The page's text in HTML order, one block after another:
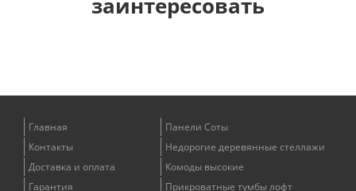
Главная
Контакты
Доставка и оплата
Гарантия
Панели Соты
Недорогие деревянные стеллажи
Комоды высокие
Прикроватные тумбы лофт